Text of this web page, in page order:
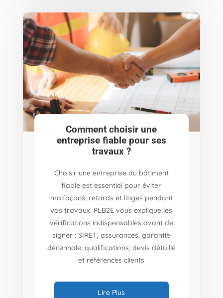
Comment choisir une
entreprise fiable pour ses
travaux ?
Choisir une entreprise du bâtiment
fiable est essentiel pour éviter
malfaçons, retards et litiges pendant
vos travaux. PLB2E vous explique les
vérifications indispensables avant de
signer : SIRET, assurances, garantie
décennale, qualifications, devis détaillé
et références clients
Lire Plus